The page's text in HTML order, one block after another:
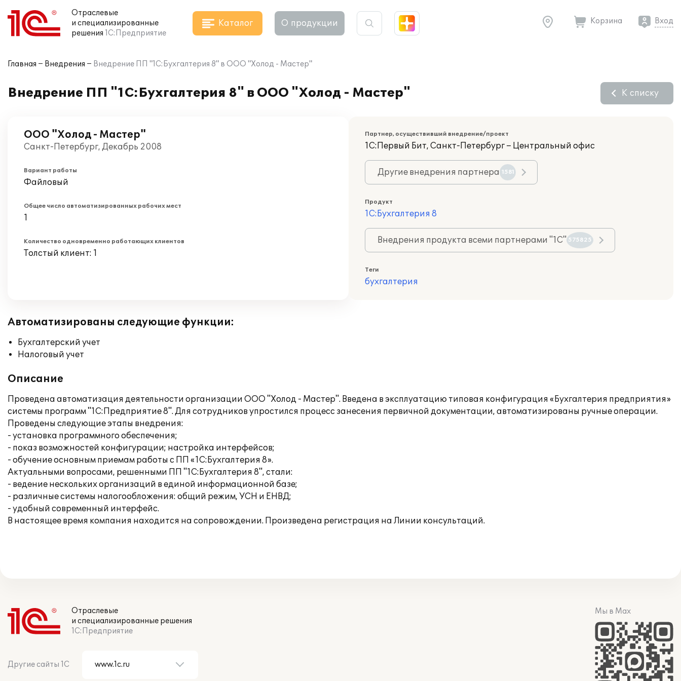
Отраслевые
и специализированные
решения 1С:Предприятие
Каталог О продукции Корзина Вход
Главная Внедрения Внедрение ПП "1С:Бухгалтерия 8" в ООО "Холод - Мастер"
Внедрение ПП "1С:Бухгалтерия 8" в ООО "Холод - Мастер" К списку
ООО "Холод - Мастер"
Санкт-Петербург, Декабрь 2008
Вариант работы
Файловый
Общее число автоматизированных рабочих мест
1
Количество одновременно работающих клиентов
Толстый клиент: 1
Партнер, осуществивший внедрение/проект
1С:Первый Бит, Санкт-Петербург – Центральный офис
Другие внедрения партнера 1581
Продукт
1С:Бухгалтерия 8
Внедрения продукта всеми партнерами "1С" 575825
Теги
бухгалтерия
Автоматизированы следующие функции:
Бухгалтерский учет
Налоговый учет
Описание
Проведена автоматизация деятельности организации ООО "Холод - Мастер". Введена в эксплуатацию типовая конфигурация «Бухгалтерия предприятия»
системы программ "1С:Предприятие 8". Для сотрудников упростился процесс занесения первичной документации, автоматизированы ручные операции.
Проведены следующие этапы внедрения:
- установка программного обеспечения;
- показ возможностей конфигурации; настройка интерфейсов;
- обучение основным приемам работы с ПП «1С:Бухгалтерия 8».
Актуальными вопросами, решенными ПП "1С:Бухгалтерия 8", стали:
- ведение нескольких организаций в единой информационной базе;
- различные системы налогообложения: общий режим, УСН и ЕНВД;
- удобный современный интерфейс.
В настоящее время компания находится на сопровождении. Произведена регистрация на Линии консультаций.
Отраслевые
и специализированные решения
1С:Предприятие
Другие сайты 1С
Мы в Max